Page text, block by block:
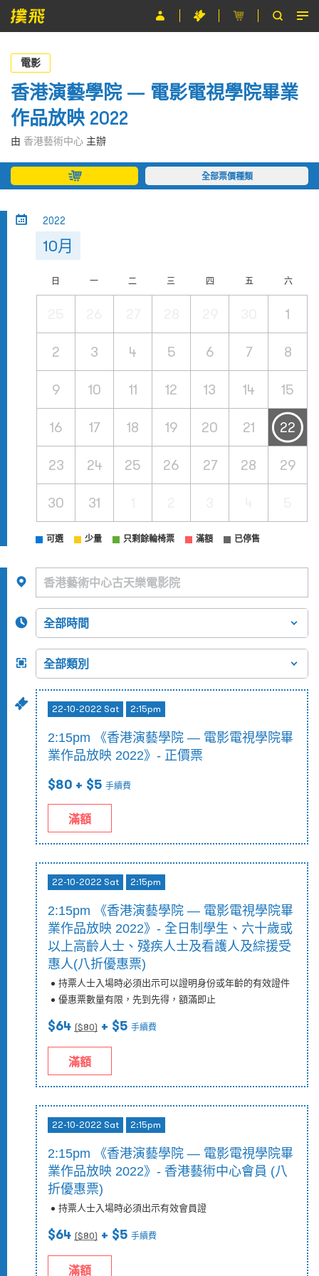
節目
主辦單位
關於撲飛
條款及細則
EN
電影
香港演藝學院 — 電影電視學院畢業
作品放映 2022
由 香港藝術中心 主辦
全部票價種類
2022
10月
日 一 二 三 四 五 六
1
2 3 4 5 6 7 8
9 10 11 12 13 14 15
16 17 18 19 20 21 22
23 24 25 26 27 28 29
30 31
可選 少量 只剩餘輪椅票 滿額 已停售
22-10-2022 Sat 2:15pm
2:15pm 《香港演藝學院 — 電影電視學院畢
業作品放映 2022》- 正價票
$80 + $5 手續費
滿額
22-10-2022 Sat 2:15pm
2:15pm 《香港演藝學院 — 電影電視學院畢
業作品放映 2022》- 全日制學生、六十歲或
以上高齡人士、殘疾人士及看護人及綜援受
惠人(八折優惠票)
持票人士入場時必須出示可以證明身份或年齡的有效證件
優惠票數量有限，先到先得，額滿即止
$64 ($80) + $5 手續費
滿額
22-10-2022 Sat 2:15pm
2:15pm 《香港演藝學院 — 電影電視學院畢
業作品放映 2022》- 香港藝術中心會員 (八
折優惠票)
持票人士入場時必須出示有效會員證
$64 ($80) + $5 手續費
滿額